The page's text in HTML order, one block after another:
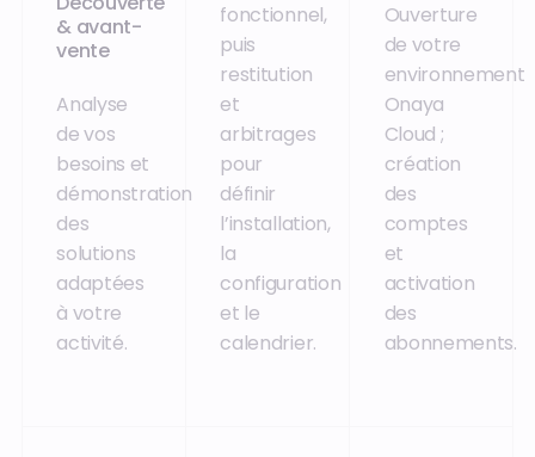
& avant-
vente
Analyse
de vos
besoins et
démonstration
des
solutions
adaptées
à votre
activité.
fonctionnel,
puis
restitution
et
arbitrages
pour
définir
l’installation,
la
configuration
et le
calendrier.
Ouverture
de votre
environnement
Onaya
Cloud ;
création
des
comptes
et
activation
des
abonnements.